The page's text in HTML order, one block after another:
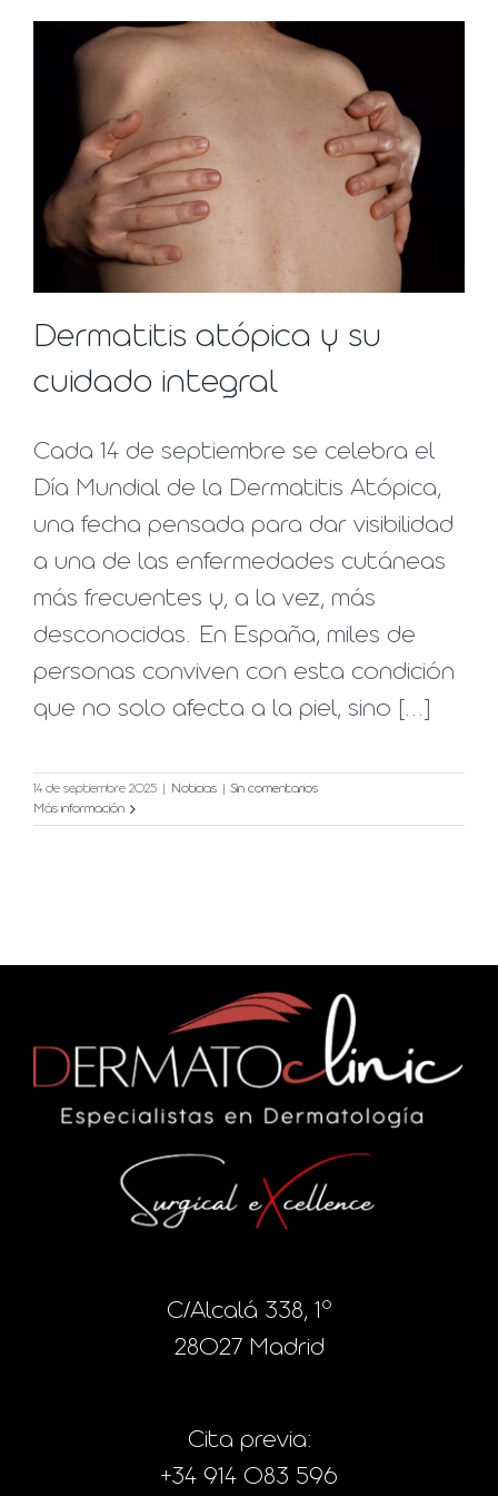
Dermatitis atópica y su
cuidado integral
Cada 14 de septiembre se celebra el
Día Mundial de la Dermatitis Atópica,
una fecha pensada para dar visibilidad
a una de las enfermedades cutáneas
más frecuentes y, a la vez, más
desconocidas. En España, miles de
personas conviven con esta condición
que no solo afecta a la piel, sino [...]
14 de septiembre 2025 Noticias
Sin comentarios
Más información
C/Alcalá 338, 1º
28027 Madrid
Cita previa:
+34 914 083 596